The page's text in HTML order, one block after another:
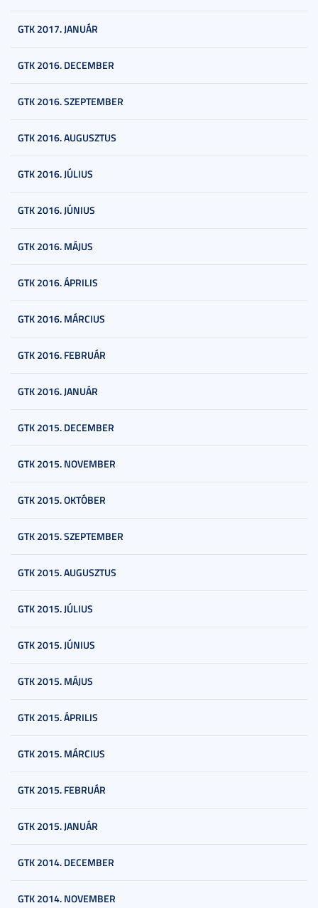
GTK 2017. JANUÁR
GTK 2016. DECEMBER
GTK 2016. SZEPTEMBER
GTK 2016. AUGUSZTUS
GTK 2016. JÚLIUS
GTK 2016. JÚNIUS
GTK 2016. MÁJUS
GTK 2016. ÁPRILIS
GTK 2016. MÁRCIUS
GTK 2016. FEBRUÁR
GTK 2016. JANUÁR
GTK 2015. DECEMBER
GTK 2015. NOVEMBER
GTK 2015. OKTÓBER
GTK 2015. SZEPTEMBER
GTK 2015. AUGUSZTUS
GTK 2015. JÚLIUS
GTK 2015. JÚNIUS
GTK 2015. MÁJUS
GTK 2015. ÁPRILIS
GTK 2015. MÁRCIUS
GTK 2015. FEBRUÁR
GTK 2015. JANUÁR
GTK 2014. DECEMBER
GTK 2014. NOVEMBER